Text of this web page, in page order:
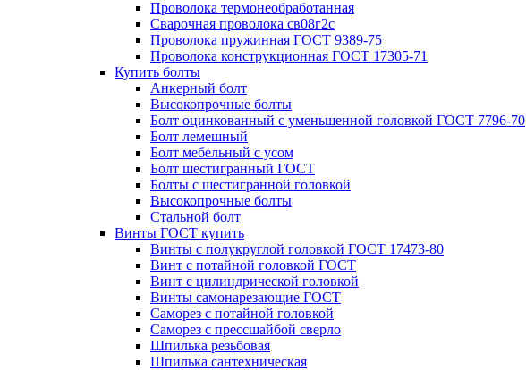
Проволока термонеобработанная
Сварочная проволока св08г2с
Проволока пружинная ГОСТ 9389-75
Проволока конструкционная ГОСТ 17305-71
Купить болты
Анкерный болт
Высокопрочные болты
Болт оцинкованный с уменьшенной головкой ГОСТ 7796-70
Болт лемешный
Болт мебельный с усом
Болт шестигранный ГОСТ
Болты с шестигранной головкой
Высокопрочные болты
Стальной болт
Винты ГОСТ купить
Винты с полукруглой головкой ГОСТ 17473-80
Винт с потайной головкой ГОСТ
Винт с цилиндрической головкой
Винты самонарезающие ГОСТ
Саморез с потайной головкой
Саморез с прессшайбой сверло
Шпилька резьбовая
Шпилька сантехническая